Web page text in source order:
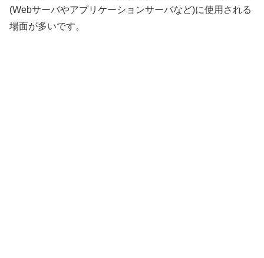
(Webサーバやアプリケーションサーバなど)に使用される
場面が多いです。